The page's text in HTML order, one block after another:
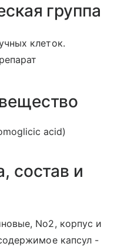
группа
клеток.
acid)
состав и
No2, корпус и
капсул -